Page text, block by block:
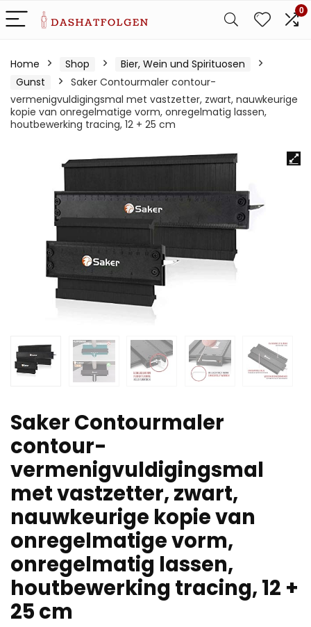
0
Home Shop
Bier, Wein und Spirituosen
Gunst
Saker Contourmaler contour-
vermenigvuldigingsmal met vastzetter, zwart, nauwkeurige
kopie van onregelmatige vorm, onregelmatig lassen,
houtbewerking tracing, 12 + 25 cm
Saker Contourmaler
contour-
vermenigvuldigingsmal
met vastzetter, zwart,
nauwkeurige kopie van
onregelmatige vorm,
onregelmatig lassen,
houtbewerking tracing, 12 +
25 cm